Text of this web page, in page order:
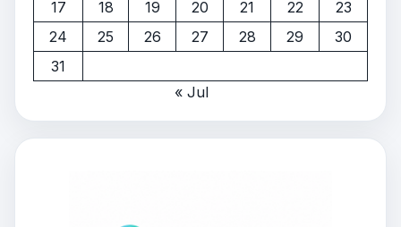
17
18 19 20 21 22
23
24
25 26 27 28 29
30
31
« Jul